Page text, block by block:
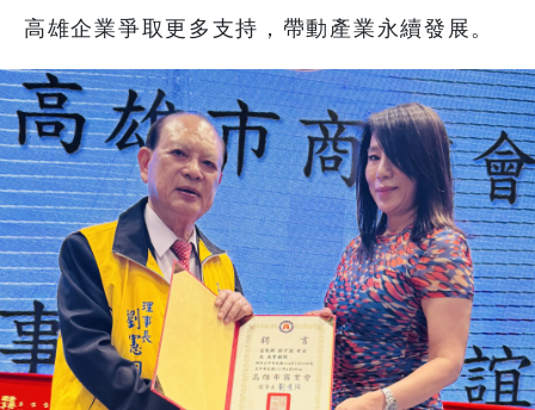
高雄企業爭取更多支持，帶動產業永續發展。